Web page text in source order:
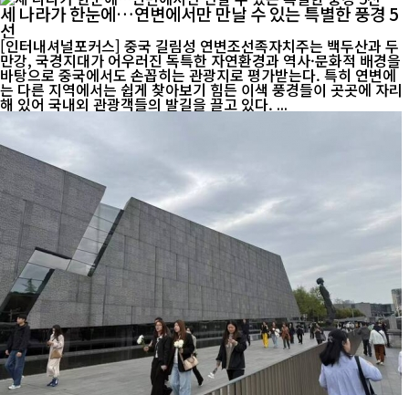
세 나라가 한눈에…연변에서만 만날 수 있는 특별한 풍경 5
선
[인터내셔널포커스] 중국 길림성 연변조선족자치주는 백두산과 두
만강, 국경지대가 어우러진 독특한 자연환경과 역사·문화적 배경을
바탕으로 중국에서도 손꼽히는 관광지로 평가받는다. 특히 연변에
는 다른 지역에서는 쉽게 찾아보기 힘든 이색 풍경들이 곳곳에 자리
해 있어 국내외 관광객들의 발길을 끌고 있다. ...